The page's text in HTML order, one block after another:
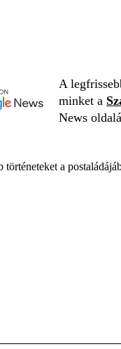
A
minket a
News
a